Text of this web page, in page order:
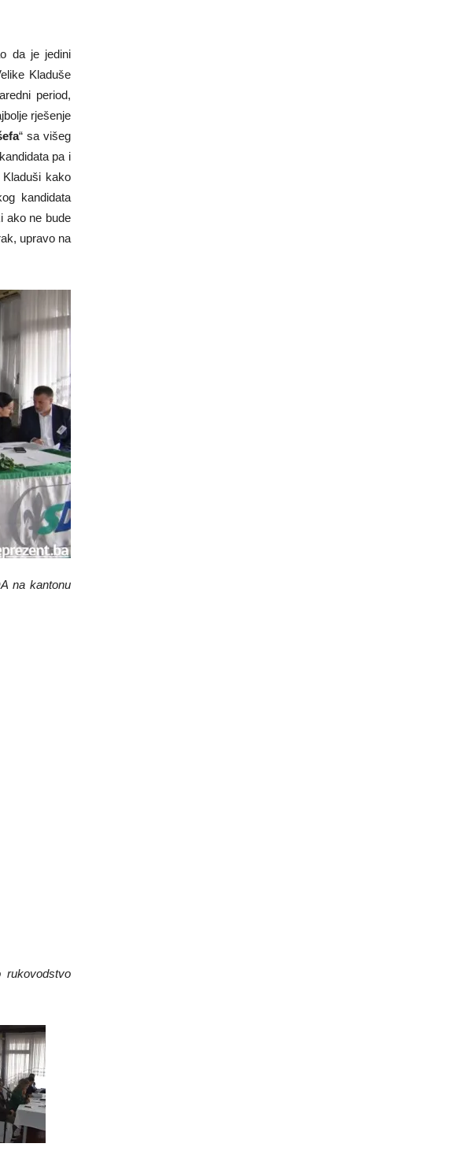
da je jedini
Kladuše
period,
rješenje
“ sa višeg
pa i
kako
kandidata
ako ne bude
upravo na
na kantonu